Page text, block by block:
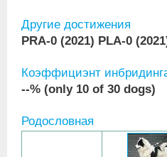
Другие достижения
PRA-0 (2021) PLA-0
Коэффициэнт
--% (only 10 of 30 dogs)
Родословная